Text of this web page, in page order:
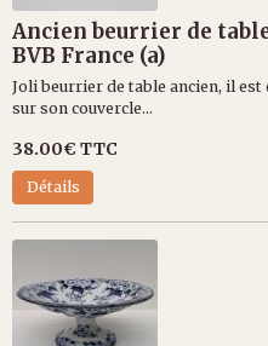
Ancien beurrier de
BVB France (a)
Joli beurrier de table ancien, il
sur son couvercle...
38.00€ TTC
Détails